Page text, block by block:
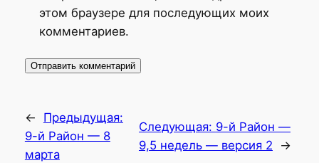
этом браузере для последующих моих
комментариев.
←
Предыдущая:
9-й Район — 8
марта
Следующая: 9-й Район —
9,5 недель — версия 2
→